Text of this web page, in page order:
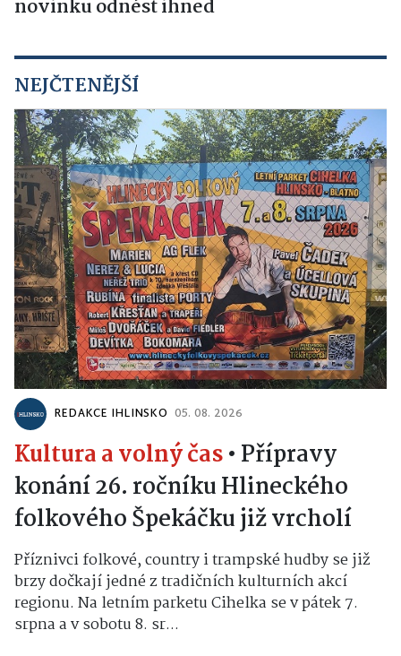
novinku odnést ihned
NEJČTENĚJŠÍ
REDAKCE IHLINSKO 05. 08. 2026
Kultura a volný čas• Přípravy
konání 26. ročníku Hlineckého
folkového Špekáčku již vrcholí
Příznivci folkové, country i trampské hudby se již
brzy dočkají jedné z tradičních kulturních akcí
regionu. Na letním parketu Cihelka se v pátek 7.
srpna a v sobotu 8. sr...